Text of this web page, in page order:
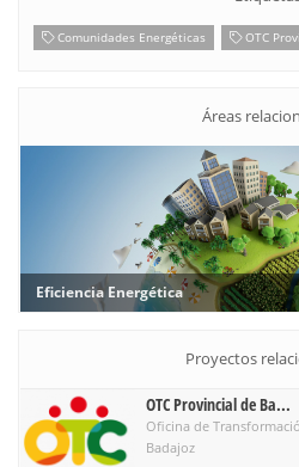
Comunidades Energéticas OTC
Áreas
Eficiencia Energética
Proyectos
OTC Provincial de Ba...
Oficina de
Badajoz